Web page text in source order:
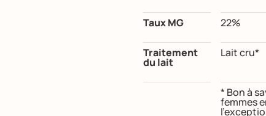
Taux MG 22%
Traitement
du lait
Lait cru*
* Bon à
femmes